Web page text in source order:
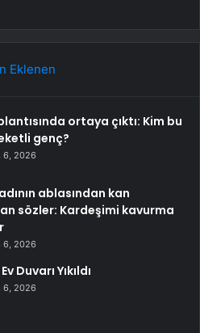
Eklenen
ortaya çıktı: Kim bu
genç?
6, 2026
ablasından kan
sözler: Kardeşimi kavurma
6, 2026
Duvarı Yıkıldı
6, 2026